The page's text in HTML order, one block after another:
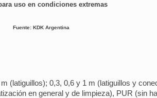
uso en condiciones extremas
Fuente: KDK Argentina
(latiguillos); 0,3, 0,6 y 1 m (latiguillos y
en general y de limpieza), PUR (sin